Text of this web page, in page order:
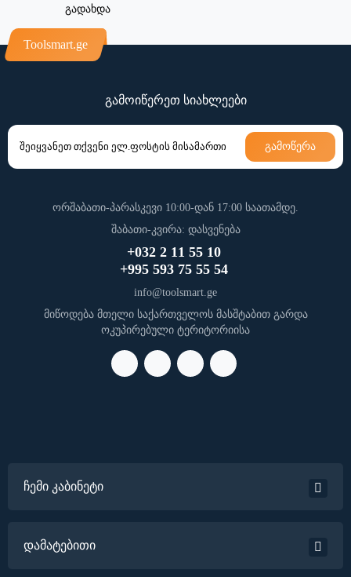
გადახდა
Toolsmart.ge
გამოიწერეთ სიახლეები
გამოწერა
ორშაბათი-პარასკევი 10:00-დან 17:00 საათამდე.
შაბათი-კვირა: დასვენება
+032 2 11 55 10
+995 593 75 55 54
info@toolsmart.ge
მიწოდება მთელი საქართველოს მასშტაბით გარდა
ოკუპირებული ტერიტორიისა
ჩემი კაბინეტი
დამატებითი